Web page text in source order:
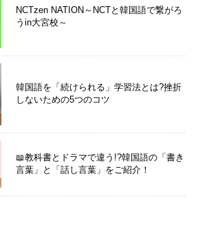
NCTzen NATION～NCTと韓国語で繋がろ
うin大宮校～
韓国語を「続けられる」学習法とは?挫折
しないための5つのコツ
📖教科書とドラマで違う!?韓国語の「書き
言葉」と「話し言葉」をご紹介！